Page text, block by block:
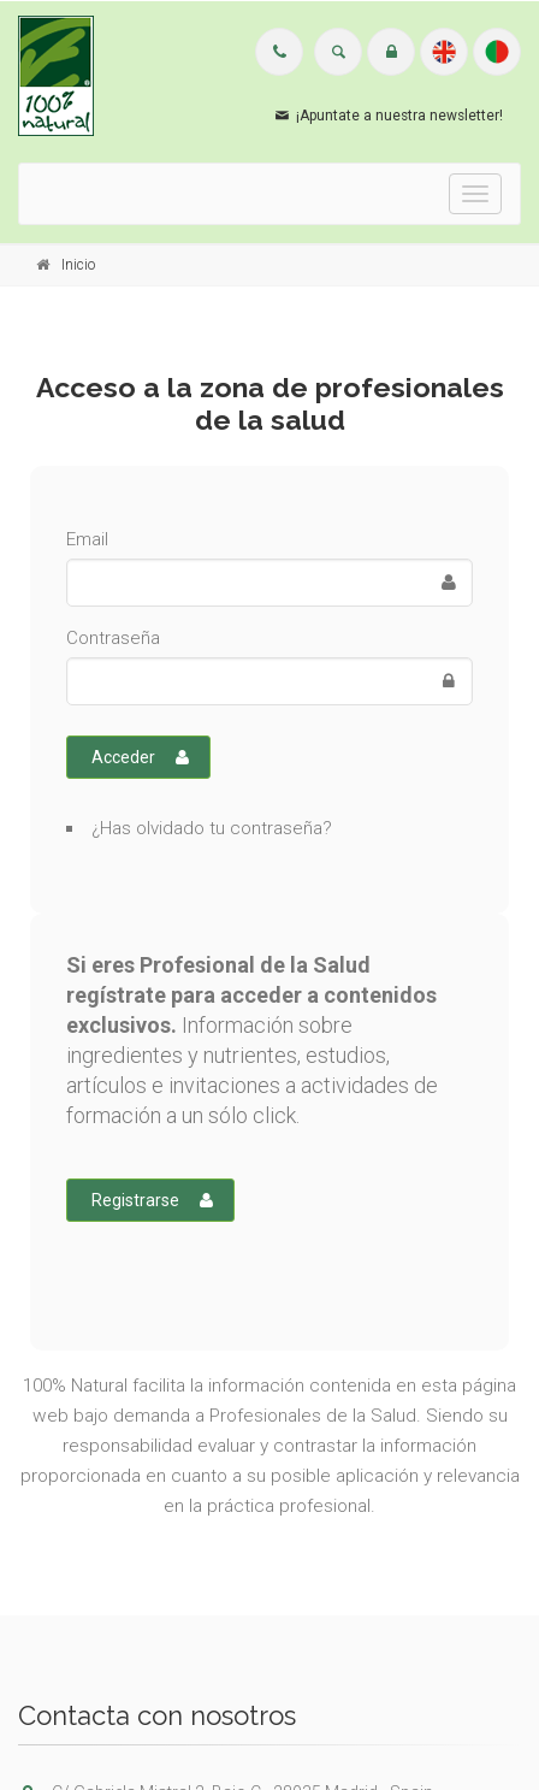
¡Apuntate a nuestra newsletter!
Menu
Inicio
Acceso a la zona de profesionales
de la salud
Email
Contraseña
Acceder
¿Has olvidado tu contraseña?
Si eres Profesional de la Salud
regístrate para acceder a contenidos
exclusivos. Información sobre
ingredientes y nutrientes, estudios,
artículos e invitaciones a actividades de
formación a un sólo click.
Registrarse
100% Natural facilita la información contenida en esta página
web bajo demanda a Profesionales de la Salud. Siendo su
responsabilidad evaluar y contrastar la información
proporcionada en cuanto a su posible aplicación y relevancia
en la práctica profesional.
Contacta con nosotros